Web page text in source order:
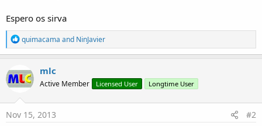
Espero os sirva
R
e
a
t
i
n
s
quimacama and NinJavier
mlc
Active Member Licensed User Longtime User
Nov 15, 2013 #2